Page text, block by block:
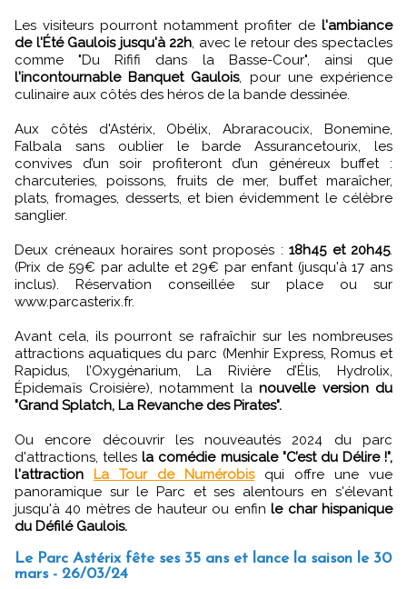
Les visiteurs pourront notamment profiter de l'ambiance
de l'Été Gaulois jusqu'à 22h, avec le retour des spectacles
comme "Du Rififi dans la Basse-Cour", ainsi que
l'incontournable Banquet Gaulois, pour une expérience
culinaire aux côtés des héros de la bande dessinée.
Aux côtés d'Astérix, Obélix, Abraracoucix, Bonemine,
Falbala sans oublier le barde Assurancetourix, les
convives d’un soir profiteront d’un généreux buffet :
charcuteries, poissons, fruits de mer, buffet maraîcher,
plats, fromages, desserts, et bien évidemment le célèbre
sanglier.
Deux créneaux horaires sont proposés : 18h45 et 20h45.
(Prix de 59€ par adulte et 29€ par enfant (jusqu'à 17 ans
inclus). Réservation conseillée sur place ou sur
www.parcasterix.fr.
Avant cela, ils pourront se rafraîchir sur les nombreuses
attractions aquatiques du parc (Menhir Express, Romus et
Rapidus, l’Oxygénarium, La Rivière d’Élis, Hydrolix,
Épidemaïs Croisière), notamment la nouvelle version du
"Grand Splatch, La Revanche des Pirates".
Ou encore découvrir les nouveautés 2024 du parc
d'attractions, tellesla comédie musicale "C’est du Délire !",
l'attraction
La Tour de Numérobisqui offre une vue
panoramique sur le Parc et ses alentours en s'élevant
jusqu'à 40 mètres de hauteur ou enfinle char hispanique
du Défilé Gaulois.
Le Parc Astérix fête ses 35 ans et lance la saison le 30
mars - 26/03/24